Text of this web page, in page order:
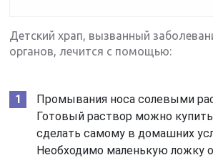
Детский храп, вызванный
органов, лечится с помощью:
Промывания носа солевыми
Готовый раствор можно
сделать самому в домашних
Необходимо маленькую ложку